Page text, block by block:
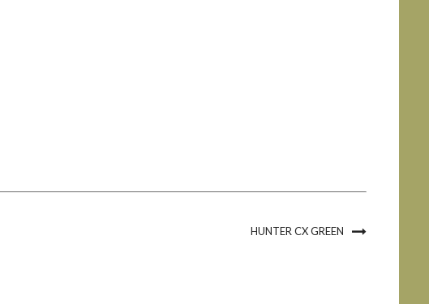
HUNTER CX GREEN